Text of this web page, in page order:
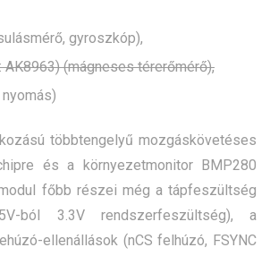
gyroszkóp),
AK8963) (mágneses térerőmérő),
többtengelyű mozgáskövetéses
és a környezetmonitor BMP280
főbb részei még a tápfeszültség
ból 3.3V rendszerfeszültség), a
ellenállások (nCS felhúzó, FSYNC